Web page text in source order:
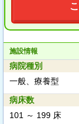
施設情報
病院種別
一般、療養型
病床数
101 ～ 199 床